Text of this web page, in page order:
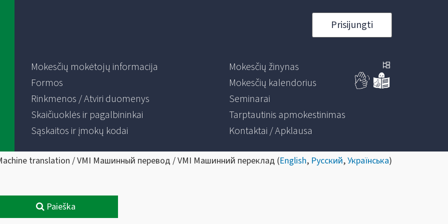
Prisijungti
Mokesčių mokėtojų informacija
Formos
Rinkmenos / Atviri duomenys
Skaičiuoklės ir pagalbininkai
Sąskaitos ir įmokų kodai
Mokesčių žinynas
Mokesčių kalendorius
Seminarai
Tarptautinis apmokestinimas
Kontaktai / Apklausa
translation / VMI Машинный перевод / VMI Машинний переклад (English, Русский,Українська)
Paieška